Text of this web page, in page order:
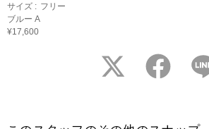
サイズ : フリー
ブルー A
¥17,600
twitter facebook